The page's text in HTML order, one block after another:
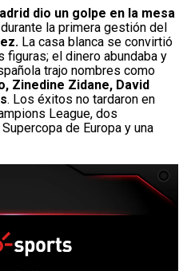
dio un golpe en la mesa
durante la primera gestión del
La casa blanca se convirtió
el dinero abundaba y
trajo nombres como
Zinedine Zidane, David
. Los éxitos no tardaron en
League, dos
de Europa y una